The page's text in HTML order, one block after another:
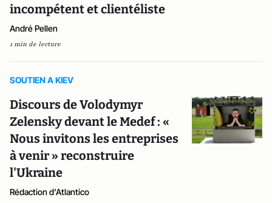
incompétent et clientéliste
André Pellen
1 min de lecture
SOUTIEN A KIEV
Discours de Volodymyr
Zelensky devant le Medef : «
Nous invitons les entreprises
à venir » reconstruire
l'Ukraine
Rédaction d'Atlantico